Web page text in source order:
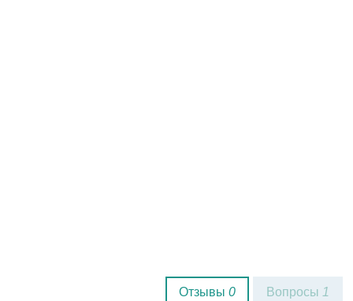
Отзывы 0 Вопросы 1